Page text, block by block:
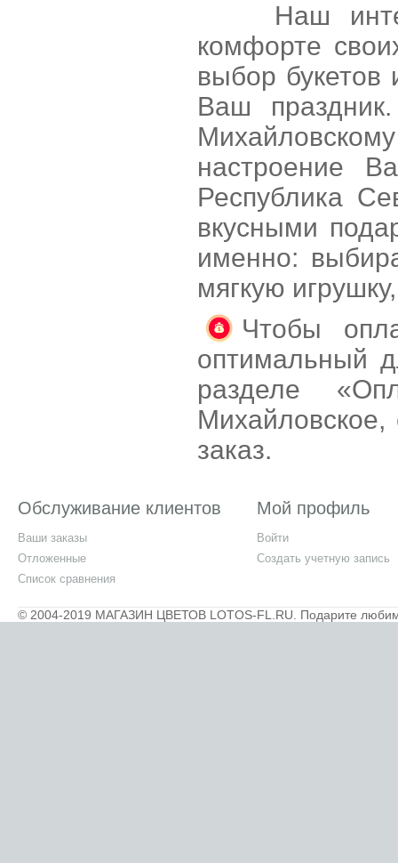
Наш
комфорте
выбор букетов
Ваш
настроение
Республика
вкусными
именно:
мягкую
Чтобы
оптимальный
разделе
заказ.
Обслуживание клиентов
Ваши заказы
Отложенные
Список сравнения
Мой профиль
Войти
Создать учетную запись
© 2004-2019 МАГАЗИН ЦВЕТОВ LOTOS-FL.RU. Подарите